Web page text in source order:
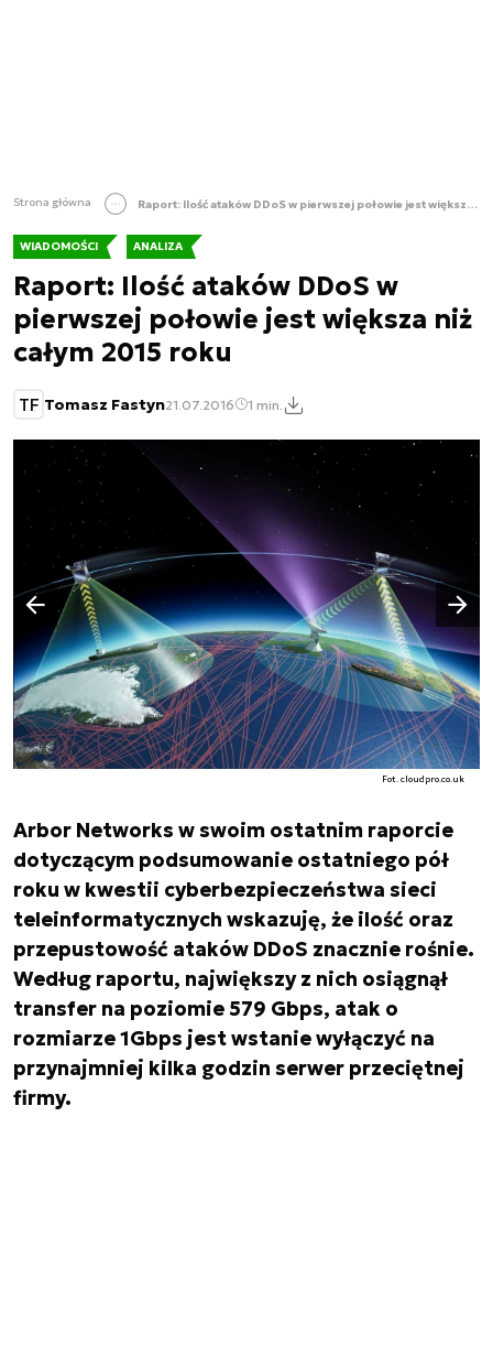
Strona główna Raport: Ilość ataków DDoS w pierwszej połowie jest większa niż całym 2015 roku
WIADOMOŚCI ANALIZA
Raport: Ilość ataków DDoS w
pierwszej połowie jest większa niż
całym 2015 roku
TF Tomasz Fastyn21.07.2016 1 min.
Fot. cloudpro.co.uk
Poprzedni slajd
Następny slajd
Arbor Networks w swoim ostatnim raporcie
dotyczącym podsumowanie ostatniego pół
roku w kwestii cyberbezpieczeństwa sieci
teleinformatycznych wskazuję, że ilość oraz
przepustowość ataków DDoS znacznie rośnie.
Według raportu, największy z nich osiągnął
transfer na poziomie 579 Gbps, atak o
rozmiarze 1Gbps jest wstanie wyłączyć na
przynajmniej kilka godzin serwer przeciętnej
firmy.